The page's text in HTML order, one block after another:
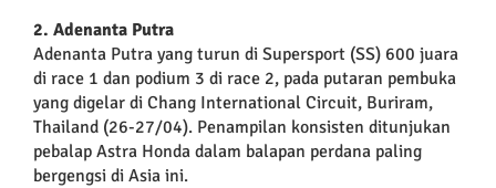
2. Adenanta Putra
Adenanta Putra yang turun di Supersport (SS) 600 juara
di race 1 dan podium 3 di race 2, pada putaran pembuka
yang digelar di Chang International Circuit, Buriram,
Thailand (26-27/04). Penampilan konsisten ditunjukan
pebalap Astra Honda dalam balapan perdana paling
bergengsi di Asia ini.